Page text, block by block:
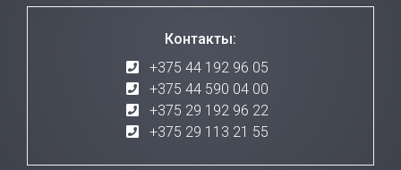
Контакты:
+375 44 192 96 05
+375 44 590 04 00
+375 29 192 96 22
+375 29 113 21 55